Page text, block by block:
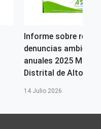
Informe sobre
denuncias
anuales 2025
Distrital de Alto
14 Julio 2026